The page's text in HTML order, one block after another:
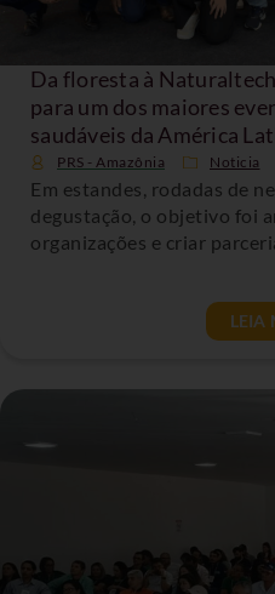
Da floresta à
para um dos maiores
saudáveis da América
PRS - Amazônia Noticia
Em estandes, rodadas de
degustação, o objetivo foi
organizações e criar
LEIA